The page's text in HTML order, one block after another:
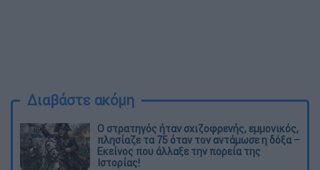
Διαβάστε ακόμη
O στρατηγός ήταν σχιζοφρενής, εμμονικός,
πλησίαζε τα 75 όταν τον αντάμωσε η δόξα –
Εκείνος που άλλαξε την πορεία της
Ιστορίας!